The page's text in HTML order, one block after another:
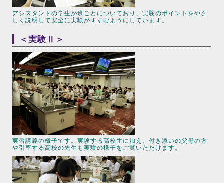
アシスタントの学生が班ごとについており、実験のポイントをやさ
しく説明して安全に実験がすすむようにしています。
＜実験Ⅱ＞
実習講義の様子です。実験する高校生に加え、付き添いの父母の方
や引率する高校の先生も実験の様子をご覧いただけます。